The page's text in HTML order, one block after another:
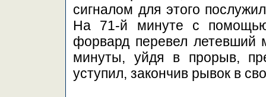
сигналом для этого
На 71-й минуте с
форвард перевел летевший
минуты, уйдя в прорыв,
уступил, закончив рывок в